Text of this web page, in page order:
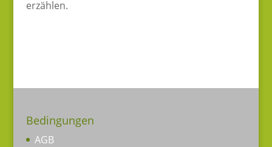
erzählen.
Bedingungen
AGB